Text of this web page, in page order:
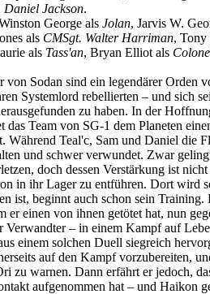
Daniel Jackson.
George als Jolan, Jarvis W.
als CMSgt. Walter Harriman, Tony
als Tass'an, Bryan Elliot als
Sodan sind ein legendärer Orden
Systemlord rebellierten – und sich
zu haben. In der
das Team von SG-1 dem Planeten
Während Teal'c, Sam und Daniel die
und schwer verwundet. Zwar
doch dessen Verstärkung ist
in ihr Lager zu entführen. Dort wird
ist, beginnt auch schon sein
er einen von ihnen getötet hat, nun
Verwandter – in einem Kampf auf
einem solchen Duell siegreich
auf den Kampf vorzubereiten,
zu warnen. Dann erfährt er jedoch,
aufgenommen hat – und Haikon